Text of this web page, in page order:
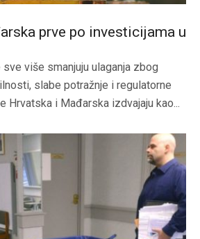
prve po investicijama u
više smanjuju ulaganja zbog
slabe potražnje i regulatorne
Hrvatska i Mađarska izdvajaju kao...